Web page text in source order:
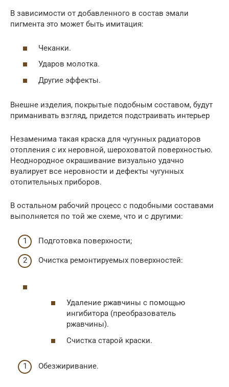
В зависимости от добавленного в состав эмали
пигмента это может быть имитация:
Чеканки.
Ударов молотка.
Другие эффекты.
Внешне изделия, покрытые подобным составом, будут
приманивать взгляд, придется подстраивать интерьер
Незаменима такая краска для чугунных радиаторов
отопления с их неровной, шероховатой поверхностью.
Неоднородное окрашивание визуально удачно
вуалирует все неровности и дефекты чугунных
отопительных приборов.
В остальном рабочий процесс с подобными составами
выполняется по той же схеме, что и с другими:
Подготовка поверхности;
Очистка ремонтируемых поверхностей:
Удаление ржавчины с помощью
ингибитора (преобразователь
ржавчины).
Счистка старой краски.
Обезжиривание.